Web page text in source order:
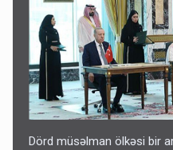
Dörd müsəlman ölkəsi bir